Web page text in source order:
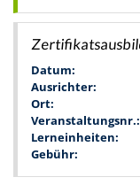
Datum:
Ausrichter:
Ort:
Veranstaltungsnr.:
Lerneinheiten:
Gebühr: